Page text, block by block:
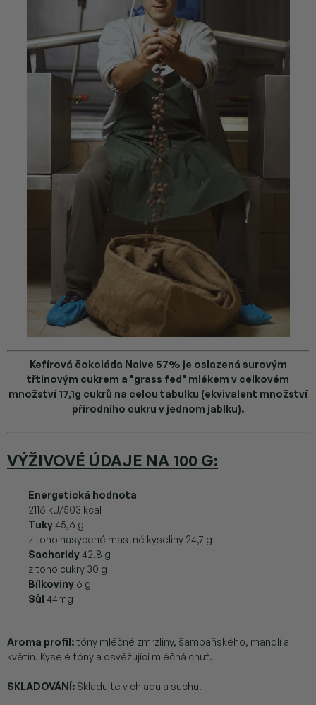
Kefírová čokoláda Naive 57% je oslazená surovým
třtinovým cukrem a "grass fed" mlékem v celkovém
množství 17,1g cukrů na celou tabulku (ekvivalent množství
přírodního cukru v jednom jablku).
VÝŽIVOVÉ ÚDAJE NA 100 G:
Energetická hodnota
2116 kJ/503 kcal
Tuky45,6 g
z toho nasycené mastné kyseliny 24,7 g
Sacharidy42,8 g
z toho cukry 30 g
Bílkoviny 6 g
Sůl 44mg
Aroma profil:tóny mléčné zmrzliny, šampaňského, mandlí a
květin. Kyselé tóny a osvěžující mléčná chuť.
SKLADOVÁNÍ: Skladujte v chladu a suchu.